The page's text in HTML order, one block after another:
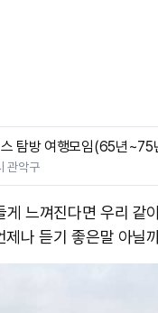
탐방 여행모임(65년~75
관악구
게 느껴진다면 우리 같
제나 듣기 좋은말 아닐